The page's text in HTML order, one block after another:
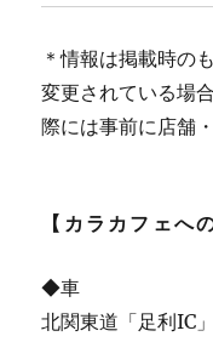
＊情報は掲載時の
変更されている場
際には事前に店舗
【カラカフェへ
◆車
北関東道「足利IC